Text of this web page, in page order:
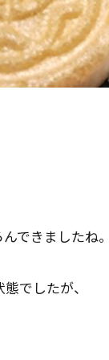
できましたね
でしたが、